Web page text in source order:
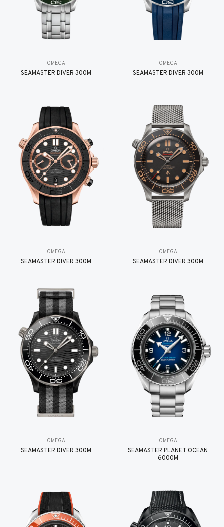
OMEGA
SEAMASTER DIVER 300M
OMEGA
SEAMASTER DIVER 300M
OMEGA
SEAMASTER DIVER 300M
OMEGA
SEAMASTER DIVER 300M
OMEGA
SEAMASTER DIVER 300M
OMEGA
SEAMASTER PLANET OCEAN
6000M